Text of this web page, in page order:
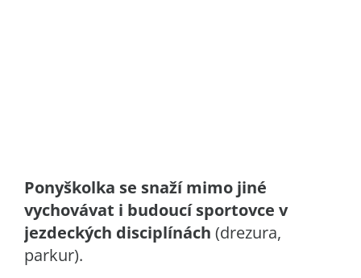
Ponyškolka se snaží mimo jiné
vychovávat i budoucí sportovce v
jezdeckých disciplínách (drezura,
parkur).